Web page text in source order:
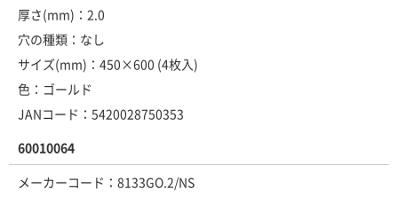
厚さ(mm)：2.0
穴の種類：なし
サイズ(mm)：450×600 (4枚入)
色：ゴールド
JANコード：5420028750353
60010064
メーカーコード：8133GO.2/NS